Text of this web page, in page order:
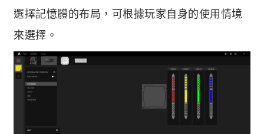
選擇記憶體的布局，可根據玩家自身的使用情境
來選擇。